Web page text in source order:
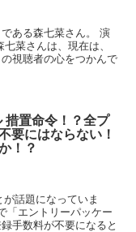
ある森七菜さん。 演
菜さんは、現在は、
視聴者の心をつかんで
措置命令！？全プ
要にはならない！
！？
が話題になっていま
「エントリーパッケー
手数料が不要になると